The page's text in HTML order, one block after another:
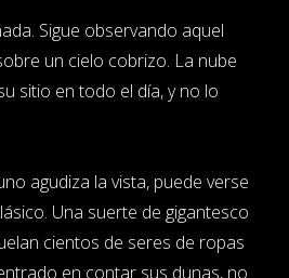
Sigue observando aquel
un cielo cobrizo. La nube
sitio en todo el día, y no lo
agudiza la vista, puede verse
Una suerte de gigantesco
cientos de seres de ropas
en contar sus dunas, no